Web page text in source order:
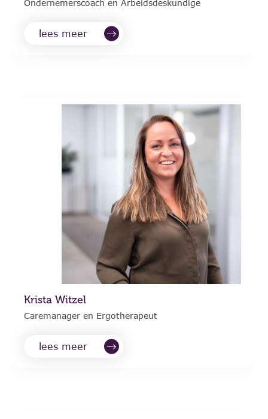
Ondernemerscoach en Arbeidsdeskundige
lees meer
Krista Witzel
Caremanager en Ergotherapeut
lees meer